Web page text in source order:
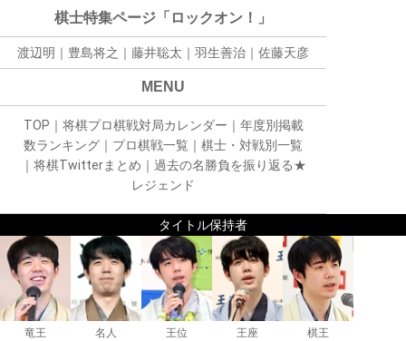
棋士特集ページ「ロックオン！」
渡辺明｜ 豊島将之 ｜ 藤井聡太 ｜ 羽生善治 ｜ 佐藤天彦
MENU
TOP ｜ 将棋プロ棋戦対局カレンダー ｜ 年度別掲載
数ランキング ｜ プロ棋戦一覧 ｜ 棋士・対戦別一覧
｜ 将棋Twitterまとめ ｜ 過去の名勝負を振り返る★
レジェンド
タイトル保持者
竜王 名人 王位 王座 棋王